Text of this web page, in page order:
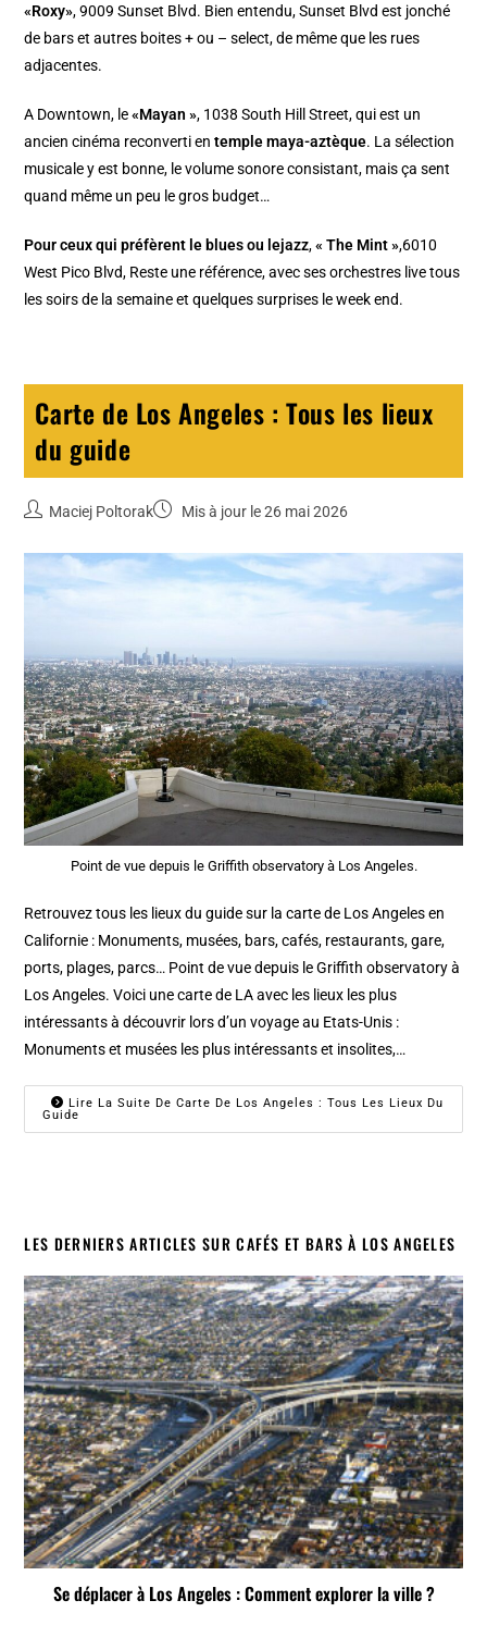
«Roxy», 9009 Sunset Blvd. Bien entendu, Sunset Blvd est jonché
de bars et autres boites + ou – select, de même que les rues
adjacentes.
A Downtown, le«Mayan », 1038 South Hill Street, qui est un
ancien cinéma reconverti en temple maya-aztèque. La sélection
musicale y est bonne, le volume sonore consistant, mais ça sent
quand même un peu le gros budget…
Pour ceux qui préfèrent le blues ou lejazz,« The Mint »,6010
West Pico Blvd, Reste une référence, avec ses orchestres live tous
les soirs de la semaine et quelques surprises le week end.
Carte de Los Angeles : Tous les lieux
du guide
Maciej Poltorak Mis à jour le 26 mai 2026
Point de vue depuis le Griffith observatory à Los Angeles.
Retrouvez tous les lieux du guide sur la carte de Los Angeles en
Californie : Monuments, musées, bars, cafés, restaurants, gare,
ports, plages, parcs… Point de vue depuis le Griffith observatory à
Los Angeles. Voici une carte de LA avec les lieux les plus
intéressants à découvrir lors d’un voyage au Etats-Unis :
Monuments et musées les plus intéressants et insolites,…
Lire La Suite De Carte De Los Angeles : Tous Les Lieux Du
Guide
LES DERNIERS ARTICLES SUR CAFÉS ET BARS À LOS ANGELES
Se déplacer à Los Angeles : Comment explorer la ville ?